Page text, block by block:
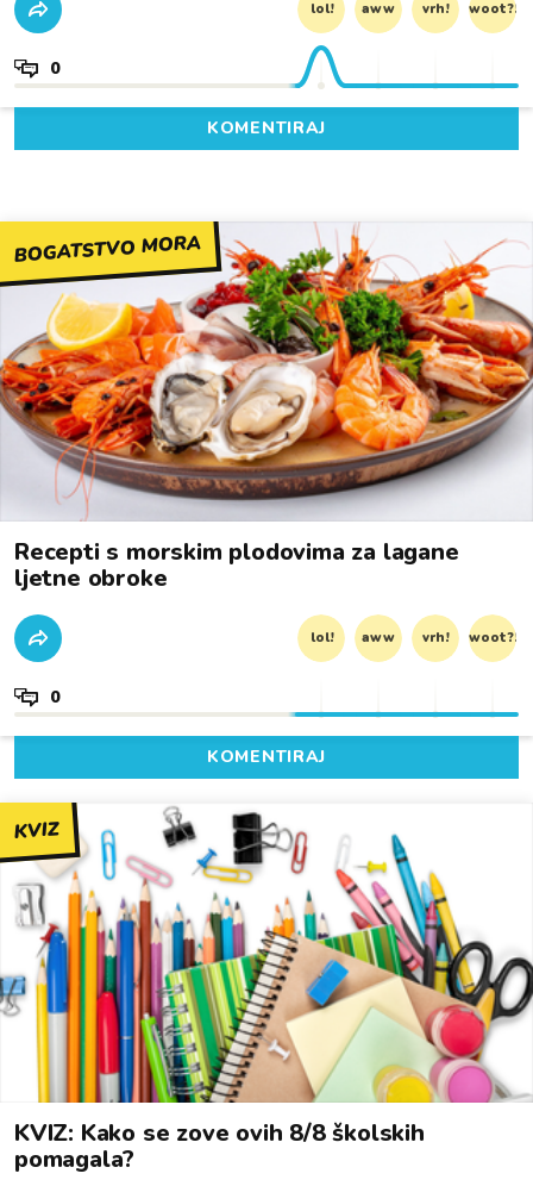
lol! aww vrh! woot?!
0
KOMENTIRAJ
BOGATSTVO MORA
Recepti s morskim plodovima za lagane
ljetne obroke
lol! aww vrh! woot?!
0
KOMENTIRAJ
KVIZ
KVIZ: Kako se zove ovih 8/8 školskih
pomagala?